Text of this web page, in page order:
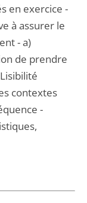
en exercice -
à assurer le
- a)
de prendre
contextes
-